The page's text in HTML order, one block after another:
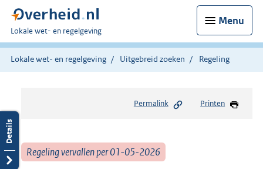
Menu
U
bent
hier:
Lokale wet- en regelgeving
Lokale wet- en regelgeving Uitgebreid zoeken Regeling
Permalink Printen
Regeling vervallen per 01-05-2026